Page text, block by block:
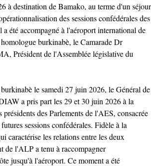
à destination de Bamako, au terme d'un séjour
des sessions confédérales des
été accompagné à l'aéroport international de
burkinabè, le Camarade Dr
Président de l'Assemblée législative du
le samedi 27 juin 2026, le Général de
a pris part les 29 et 30 juin 2026 à la
présidents des Parlements de l'AES, consacrée
sessions confédérales. Fidèle à la
caractérise les relations entre les deux
de l'ALP a tenu à raccompagner
jusqu'à l'aéroport. Ce moment a été